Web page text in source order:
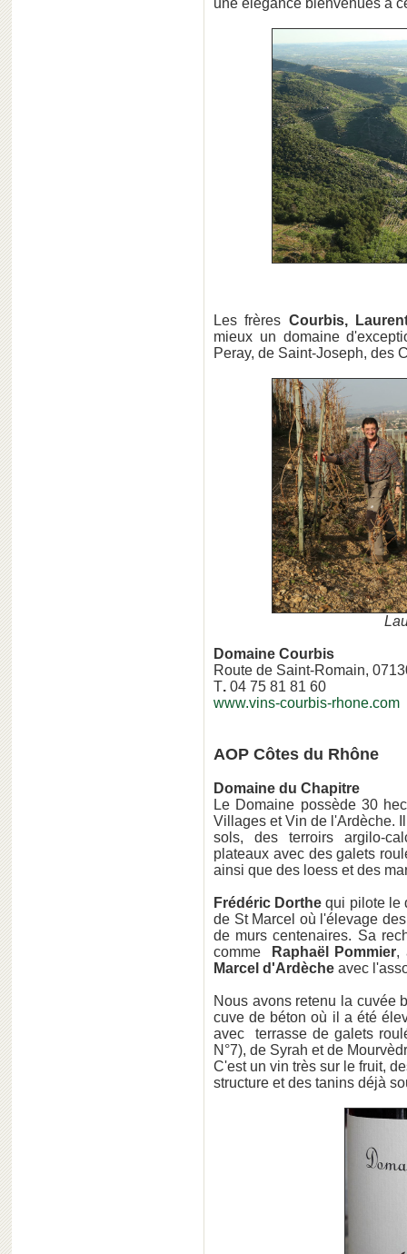
une élégance bienvenues à
Les frères Courbis,
mieux un domaine
Peray, de Saint-Joseph, des
Domaine Courbis
Route de Saint-Romain,
T. 04 75 81 81 60
www.vins-courbis-rhone.com
AOP Côtes du Rhône
Domaine du Chapitre
Le Domaine possède 30
Villages et Vin de l'Ardèche.
sols, des terroirs argilo-
plateaux avec des galets
ainsi que des loess et des
Frédéric Dorthe qui pilote le
de St Marcel où l'élevage
de murs centenaires. Sa
comme
Raphaël Pommier,
Marcel d'Ardèche avec
Nous avons retenu la cuvée
cuve de béton où il a été
avec terrasse de galets
N°7), de Syrah et de
C'est un vin très sur le fruit,
structure et des tanins déjà